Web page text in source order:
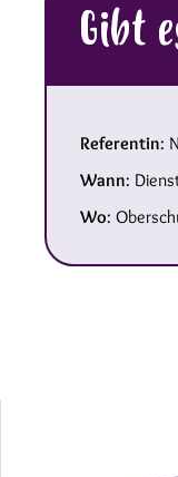
Gibt
Referentin:
Wann:
Wo: